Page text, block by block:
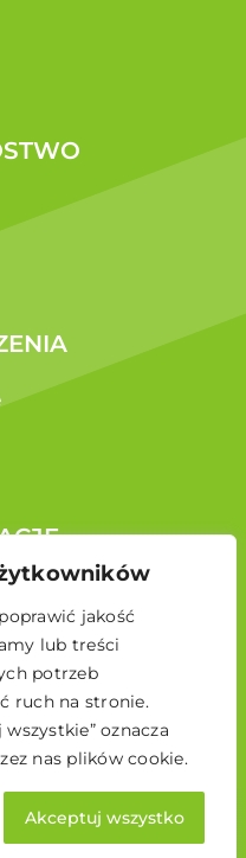
jakość
lub treści
potrzeb
ruch na stronie.
oznacza
nas plików cookie.
Akceptuj wszystko
Energetyki Wiatrowej